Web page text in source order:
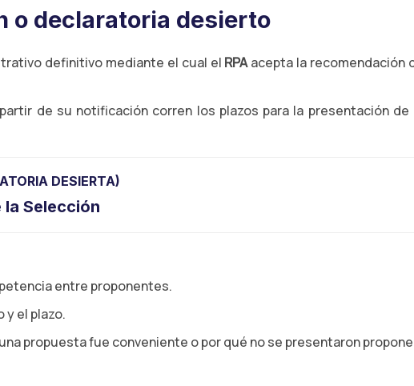
o declaratoria desierto
definitivo mediante el cual el RPAacepta la recomendación
de su notificación corren los plazos para la presentación
DESIERTA)
Selección
entre proponentes.
y el plazo.
propuesta fue conveniente o por qué no se presentaron